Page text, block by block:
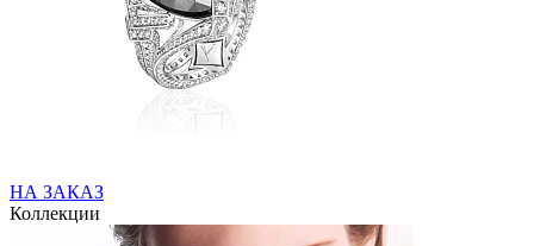
НА ЗАКАЗ
Коллекции